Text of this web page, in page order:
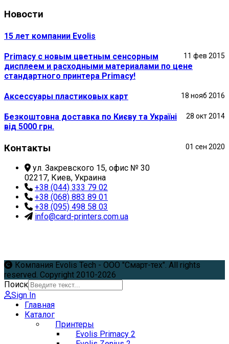
Новости
15 лет компании Evolis
11 фев 2015
Primacy с новым цветным сенсорным
дисплеем и расходными материалами по цене
стандартного принтера Primacy!
18 нояб 2016
Аксессуары пластиковых карт
28 окт 2014
Безкоштовна доставка по Києву та Україні
від 5000 грн.
01 сен 2020
Контакты
ул. Закревского 15, офис № 30
02217, Киев, Украина
+38 (044) 333 79 02
+38 (068) 883 89 01
+38 (095) 498 58 03
info@card-printers.com.ua
Компания Evolis Tech - ООО "Смарт-тех". All rights
reserved. Copyright 2010-2026
Поиск
Sign In
Главная
Каталог
Принтеры
Evolis Primacy 2